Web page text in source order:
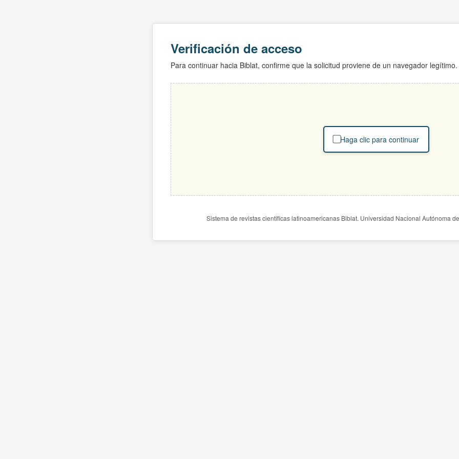
Verificación de acceso
Para continuar hacia Biblat, confirme que la solicitud proviene de un navegador legítimo.
Haga clic para continuar
Sistema de revistas científicas latinoamericanas Biblat. Universidad Nacional Autónoma